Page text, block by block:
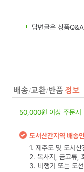
답변글은 상품
50,000원 이상 주문
도서산간지역 배송
1. 제주도 및 도서
2. 복사지, 금고류,
3. 비행기 또는 도